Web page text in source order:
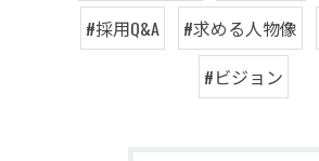
#採用Q&A
#求める人物像
#ビジョン